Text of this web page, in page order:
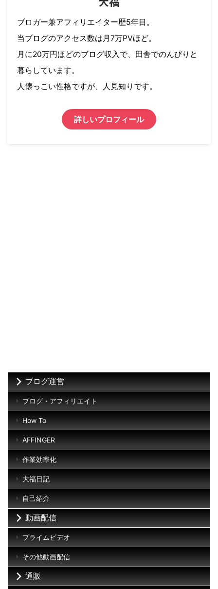
ブロガー兼アフィリエイター歴5年目。
当ブログのアクセス数は月7万PVほど。
月に20万円ほどのブログ収入で、田舎でのんびりと
暮らしています。
人懐っこい性格ですが、人見知りです。
詳しいプロフィール
ブログ運営
ブログ・アフィリエイト
How To
AFFINGER
作業効率化
大福日記
自己紹介
動画配信
プライムビデオ
その他動画配信
通販